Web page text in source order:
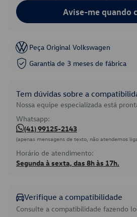
Avise-me quando
Peça Original Volkswagen
Garantia de 3 meses de fábrica
Tem dúvidas sobre a
Nossa equipe especializada está
Whatsapp:
(41) 99125-2143
(apenas mensagens de texto, não atendemos
Horário de atendimento:
Segunda à sexta, das 8h às 17h.
Verifique a compatibilidade
Consulte a compatibilidade fazendo